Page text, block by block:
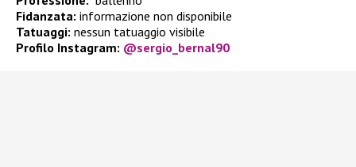
Fidanzata: informazione non disponibile
Tatuaggi: nessun tatuaggio visibile
Profilo Instagram: @sergio_bernal90